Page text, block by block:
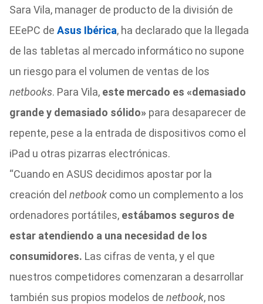
Sara Vila, manager de producto de la división de
EEePC de Asus Ibérica, ha declarado que la llegada
de las tabletas al mercado informático no supone
un riesgo para el volumen de ventas de los
netbooks. Para Vila, este mercado es «demasiado
grande y demasiado sólido»para desaparecer de
repente, pese a la entrada de dispositivos como el
iPad u otras pizarras electrónicas.
“Cuando en ASUS decidimos apostar por la
creación del netbookcomo un complemento a los
ordenadores portátiles, estábamos seguros de
estar atendiendo a una necesidad de los
consumidores. Las cifras de venta, y el que
nuestros competidores comenzaran a desarrollar
también sus propios modelos de netbook, nos